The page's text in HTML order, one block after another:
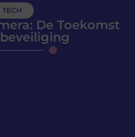
TECH
De Toekomst